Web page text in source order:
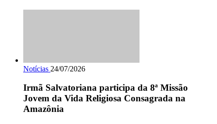
Notícias 24/07/2026
Irmã Salvatoriana participa da 8ª Missão
Jovem da Vida Religiosa Consagrada na
Amazônia